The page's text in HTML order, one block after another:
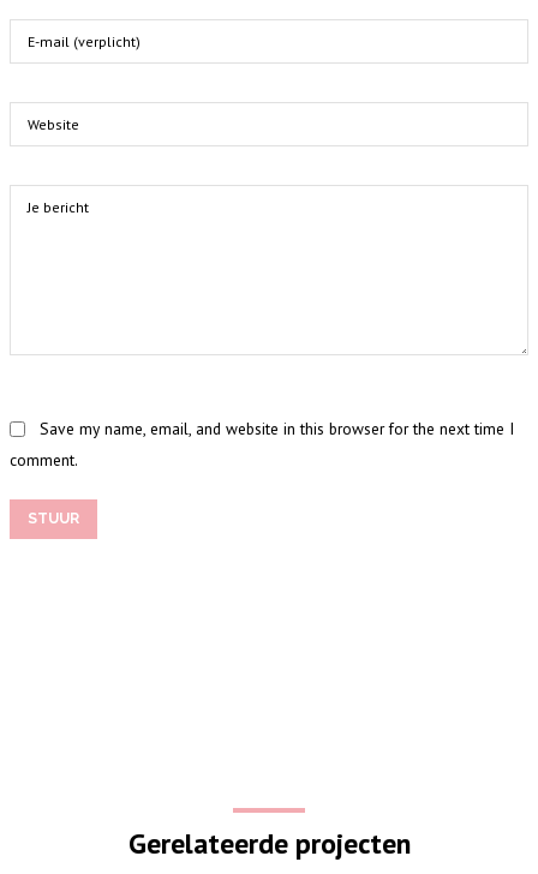
Save my name, email, and website in this browser for the next time I
comment.
STUUR
Gerelateerde projecten